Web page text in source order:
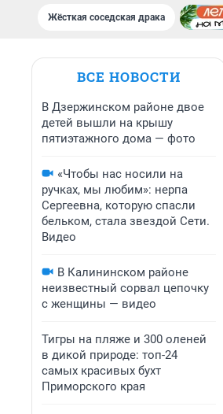
Жёсткая соседская драка
ВСЕ НОВОСТИ
В Дзержинском районе двое
детей вышли на крышу
пятиэтажного дома — фото
«Чтобы нас носили на
ручках, мы любим»: нерпа
Сергеевна, которую спасли
бельком, стала звездой Сети.
Видео
В Калининском районе
неизвестный сорвал цепочку
с женщины — видео
Тигры на пляже и 300 оленей
в дикой природе: топ-24
самых красивых бухт
Приморского края